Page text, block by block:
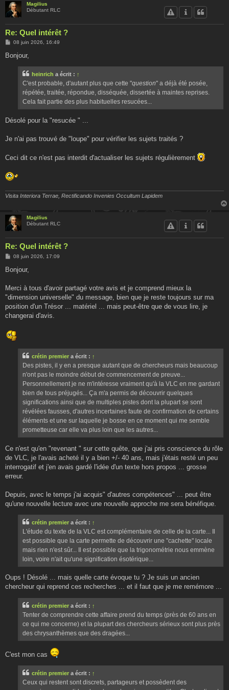
Magilius
Débutant RLC
Re: Quel intérêt ?
M
s
08 juin 2026, 16:49
Bonjour,
heinrich a écrit : ↑
C'est probable, d'autant plus que cette "question" a déjà été posée,
répétée, traitée, répondue, disséquée, dissertée à maintes reprises.
Cela fait partie des plus habituelles resucées...
Désolé pour la "resucée " ...
Je n'ai pas trouvé de "loupe" pour vérifier les sujets traités ?
Ceci dit ce n'est pas interdit d'actualiser les sujets régulièrement
Visita Interiora Terrae, Rectificando Invenies Occultum Lapidem
Magilius
Débutant RLC
Re: Quel intérêt ?
M
s
g
08 juin 2026, 17:09
Bonjour,
Merci à tous d'avoir partagé votre avis et je comprend mieux la
"dimension universelle" du message, bien que je reste toujours sur ma
position d'un Trésor ... matériel ... mais peut-être que de vous lire, je
changerai d'avis.
crétin premier a écrit : ↑
Des pistes, il y en a presque autant que de chercheurs mais beaucoup
n'ont pas le moindre début de commencement de preuve...
Personnellement je ne m'intéresse vraiment qu'à la VLC en me gardant
bien de tous préjugés... Ça m'a permis de découvrir quelques
significations ainsi que de multiples pistes dont la plupart se sont
révélées fausses, d'autres incertaines faute de confirmation de certains
éléments et une sur laquelle je bosse en ce moment qui me semble
prometteuse car elle va plus loin que les autres...
Ce n'est qu'en "revenant " sur cette quête, que j'ai pris conscience du rôle
de VLC, je l'avais acheté il y a bien +/- 40 ans, mais j'étais resté un peu
interrogatif et j'en avais gardé l'idée d'un texte hors propos ... grosse
erreur.
Depuis, avec le temps j'ai acquis" d'autres compétences" ... peut être
qu'une nouvelle lecture avec une nouvelle approche me sera bénéfique.
crétin premier a écrit : ↑
L'étude du texte de la VLC est complémentaire de celle de la carte... Il
est possible que la carte permette de découvrir une "cachette" locale
mais rien n'est sûr... Il est possible que la trigonométrie nous emmène
loin, voire n'ait qu'une signification ésotérique...
Oups ! Désolé ... mais quelle carte évoque tu ? Je suis un ancien
chercheur qui reprend ces recherches ... et il faut que je me remémore ...
crétin premier a écrit : ↑
Tenter de comprendre cette affaire prend du temps (près de 60 ans en
ce qui me concerne) et la plupart des chercheurs sérieux sont plus près
des chrysanthèmes que des dragées...
C'est mon cas
crétin premier a écrit : ↑
Ceux qui restent sont discrets, partageurs et possèdent des